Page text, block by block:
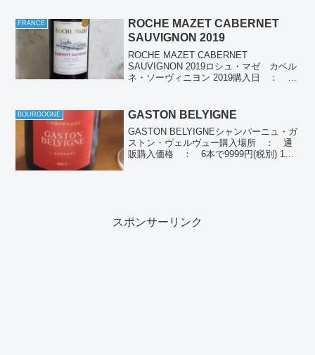
種：シャルドネ個人の感想個人...
FRANCE
ROCHE MAZET CABERNET
SAUVIGNON 2019
ROCHE MAZET CABERNET
SAUVIGNON 2019ロシュ・マゼ カベル
ネ・ソーヴィニヨン 2019購入日 ：
2022/01/09産地...
BOURGOGNE GASTON BELYIGNE
GASTON BELYIGNEシャンパーニュ・ガ
ストン・ヴェルヴュー購入場所 ： 通
販購入価格 ： 6本で9999円(税別) 1本
スポンサーリンク